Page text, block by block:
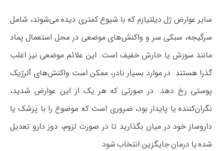
سایر عوارض ژل دیلتیازم که با شیوع کمتری دیده می‌شوند، شامل
سرگیجه، سبکی سر و واکنش‌های موضعی در محل استعمال پماد
مانند سوزش یا خارش خفیف است. این علائم موضعی نیز اغلب
گذرا هستند. در موارد بسیار نادر، ممکن است واکنش‌های آلرژیک
پوستی رخ دهد. در صورتی که هر یک از این عوارض شدید،
نگران‌کننده یا پایدار بود، ضروری است که موضوع را با پزشک یا
داروساز خود در میان بگذارید تا در صورت لزوم، دوز دارو تعدیل
شده یا درمان جایگزین انتخاب شود.